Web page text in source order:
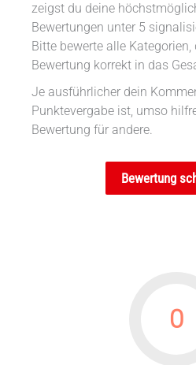
zeigst du deine
Bewertungen unter 5
Bitte bewerte alle
Bewertung korrekt in das
Je ausführlicher dein
Punktevergabe ist, umso
Bewertung für andere.
Bewertung
0